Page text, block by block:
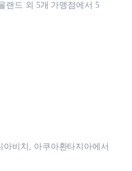
랜드 외 5개 가맹점에서 5
비치, 아쿠아환타지아에서